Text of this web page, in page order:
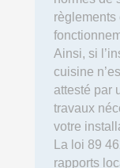
règlements
Ainsi, si
cuisine
attesté par
travaux
votre
La loi 89
rapports